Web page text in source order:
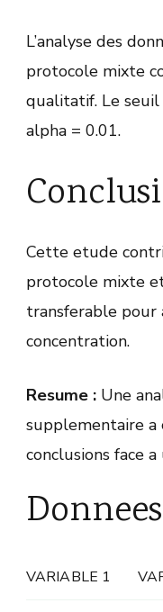
L’analyse des
protocole mixte
qualitatif. Le seuil
alpha = 0.01.
Cette etude
protocole mixte
transferable pour
concentration.
Resume : Une
supplementaire
conclusions face
VARIABLE 1